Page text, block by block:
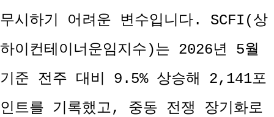
무시하기 어려운 변수입니다. SCFI(상
하이컨테이너운임지수)는 2026년 5월
기준 전주 대비 9.5% 상승해 2,141포
인트를 기록했고, 중동 전쟁 장기화로